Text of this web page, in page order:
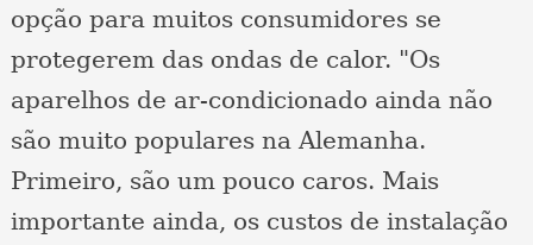
opção para muitos consumidores se
protegerem das ondas de calor. "Os
aparelhos de ar-condicionado ainda não
são muito populares na Alemanha.
Primeiro, são um pouco caros. Mais
importante ainda, os custos de instalação